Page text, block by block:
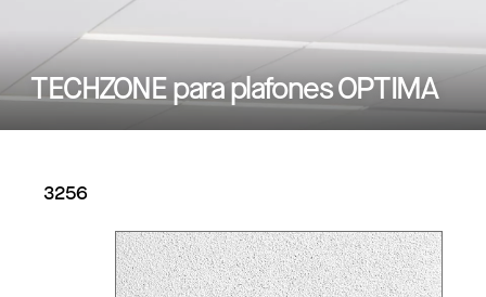
TECHZONE para plafones OPTIMA
3256